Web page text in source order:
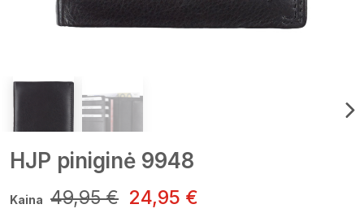
HJP piniginė 9948
Kaina 49,95 € 24,95 €